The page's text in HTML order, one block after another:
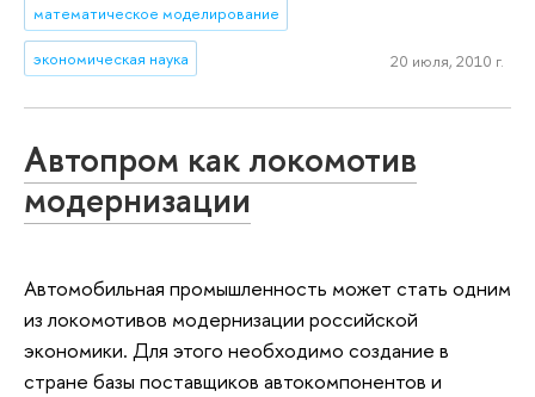
математическое моделирование
экономическая наука 20 июля, 2010 г.
Автопром как локомотив
модернизации
Автомобильная промышленность может стать одним
из локомотивов модернизации российской
экономики. Для этого необходимо создание в
стране базы поставщиков автокомпонентов и